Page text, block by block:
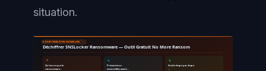
situation.
DÉCHIFFREMENT RANSOMWARE
Déchiffrer SNSLocker Ransomware — Outil Gratuit No More Ransom
📌
Qu'est-ce que le
ransomware…
🔹
Précautions
essentielles avant…
🔸
Guide étape par étape